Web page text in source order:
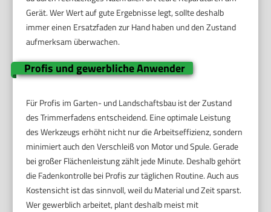
Gerät. Wer Wert auf gute Ergebnisse legt, sollte deshalb
immer einen Ersatzfaden zur Hand haben und den Zustand
aufmerksam überwachen.
Profis und gewerbliche Anwender
Für Profis im Garten- und Landschaftsbau ist der Zustand
des Trimmerfadens entscheidend. Eine optimale Leistung
des Werkzeugs erhöht nicht nur die Arbeitseffizienz, sondern
minimiert auch den Verschleiß von Motor und Spule. Gerade
bei großer Flächenleistung zählt jede Minute. Deshalb gehört
die Fadenkontrolle bei Profis zur täglichen Routine. Auch aus
Kostensicht ist das sinnvoll, weil du Material und Zeit sparst.
Wer gewerblich arbeitet, plant deshalb meist mit